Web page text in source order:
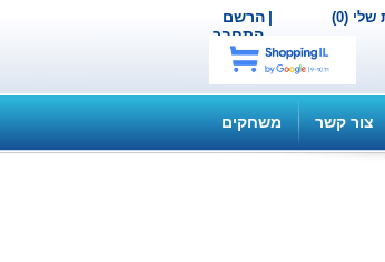
הרשם |
התחבר
(0)
צור קשר משחקים